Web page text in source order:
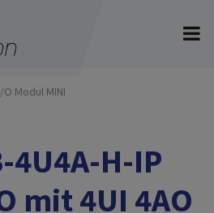
O Modul MINI
4U4A-H-IP
mit 4UI 4AO